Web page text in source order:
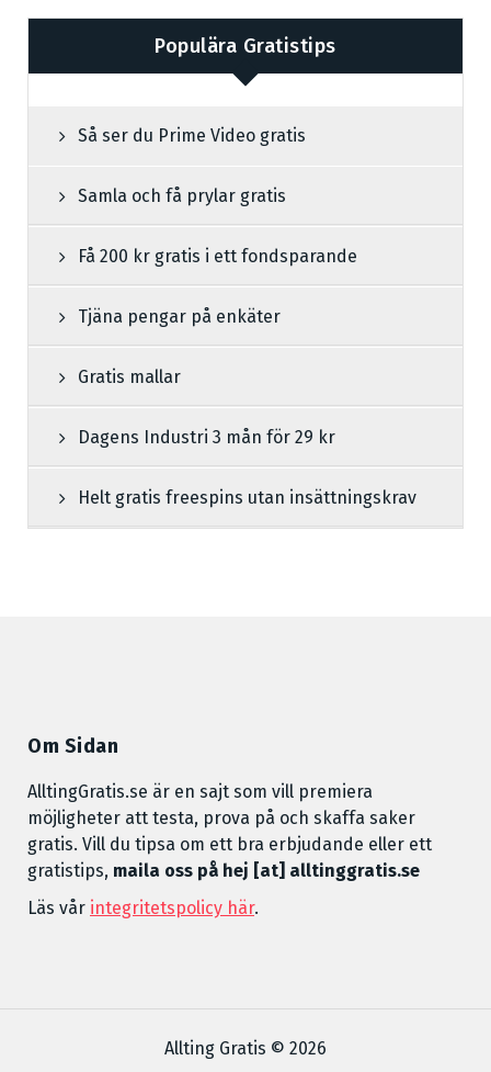
Populära Gratistips
Så ser du Prime Video gratis
Samla och få prylar gratis
Få 200 kr gratis i ett fondsparande
Tjäna pengar på enkäter
Gratis mallar
Dagens Industri 3 mån för 29 kr
Helt gratis freespins utan insättningskrav
Om Sidan
AlltingGratis.se är en sajt som vill premiera
möjligheter att testa, prova på och skaffa saker
gratis. Vill du tipsa om ett bra erbjudande eller ett
gratistips, maila oss på hej [at] alltinggratis.se
Läs vår integritetspolicy här.
Allting Gratis © 2026